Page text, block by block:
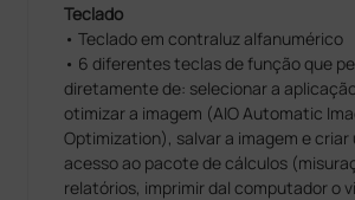
Teclado
• Teclado em contraluz alfanumérico
• 6 diferentes teclas de função que
diretamente de: selecionar a
otimizar a imagem (AIO Automatic
Optimization), salvar a imagem e criar
acesso ao pacote de cálculos
relatórios, imprimir dal computador o